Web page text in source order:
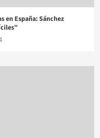
en España: Sánchez